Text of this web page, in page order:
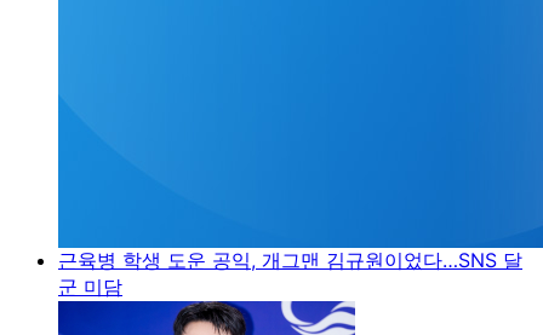
근육병 학생 도운 공익, 개그맨 김규원이었다…SNS 달
군 미담